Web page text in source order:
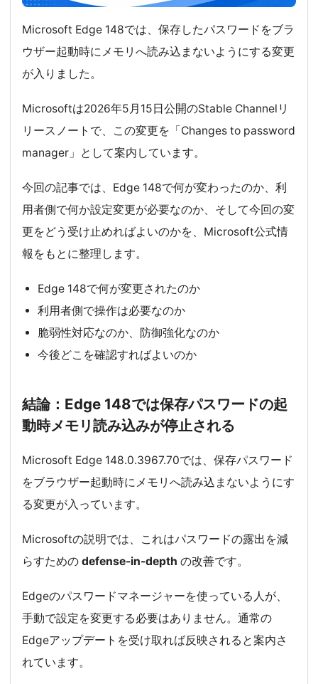
Microsoft Edge 148では、保存したパスワードをブラ
ウザー起動時にメモリへ読み込まないようにする変更
が入りました。
Microsoftは2026年5月15日公開のStable Channelリ
リースノートで、この変更を「Changes to password
manager」として案内しています。
今回の記事では、Edge 148で何が変わったのか、利
用者側で何か設定変更が必要なのか、そして今回の変
更をどう受け止めればよいのかを、Microsoft公式情
報をもとに整理します。
Edge 148で何が変更されたのか
利用者側で操作は必要なのか
脆弱性対応なのか、防御強化なのか
今後どこを確認すればよいのか
結論：Edge 148では保存パスワードの起
動時メモリ読み込みが停止される
Microsoft Edge 148.0.3967.70では、保存パスワード
をブラウザー起動時にメモリへ読み込まないようにす
る変更が入っています。
Microsoftの説明では、これはパスワードの露出を減
らすための defense-in-depth の改善です。
Edgeのパスワードマネージャーを使っている人が、
手動で設定を変更する必要はありません。通常の
Edgeアップデートを受け取れば反映されると案内さ
れています。